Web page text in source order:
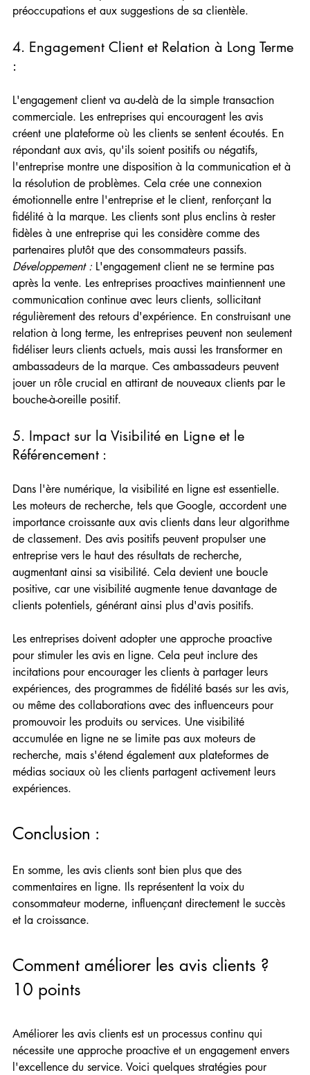
préoccupations et aux suggestions de sa clientèle.
4. Engagement Client et Relation à Long Terme
:
L'engagement client va au-delà de la simple transaction
commerciale. Les entreprises qui encouragent les avis
créent une plateforme où les clients se sentent écoutés. En
répondant aux avis, qu'ils soient positifs ou négatifs,
l'entreprise montre une disposition à la communication et à
la résolution de problèmes. Cela crée une connexion
émotionnelle entre l'entreprise et le client, renforçant la
fidélité à la marque. Les clients sont plus enclins à rester
fidèles à une entreprise qui les considère comme des
partenaires plutôt que des consommateurs passifs.
Développement : L'engagement client ne se termine pas
après la vente. Les entreprises proactives maintiennent une
communication continue avec leurs clients, sollicitant
régulièrement des retours d'expérience. En construisant une
relation à long terme, les entreprises peuvent non seulement
fidéliser leurs clients actuels, mais aussi les transformer en
ambassadeurs de la marque. Ces ambassadeurs peuvent
jouer un rôle crucial en attirant de nouveaux clients par le
bouche-à-oreille positif.
5. Impact sur la Visibilité en Ligne et le
Référencement :
Dans l'ère numérique, la visibilité en ligne est essentielle.
Les moteurs de recherche, tels que Google, accordent une
importance croissante aux avis clients dans leur algorithme
de classement. Des avis positifs peuvent propulser une
entreprise vers le haut des résultats de recherche,
augmentant ainsi sa visibilité. Cela devient une boucle
positive, car une visibilité augmente tenue davantage de
clients potentiels, générant ainsi plus d'avis positifs.
Les entreprises doivent adopter une approche proactive
pour stimuler les avis en ligne. Cela peut inclure des
incitations pour encourager les clients à partager leurs
expériences, des programmes de fidélité basés sur les avis,
ou même des collaborations avec des influenceurs pour
promouvoir les produits ou services. Une visibilité
accumulée en ligne ne se limite pas aux moteurs de
recherche, mais s'étend également aux plateformes de
médias sociaux où les clients partagent activement leurs
expériences.
Conclusion :
En somme, les avis clients sont bien plus que des
commentaires en ligne. Ils représentent la voix du
consommateur moderne, influençant directement le succès
et la croissance.
Comment améliorer les avis clients ?
10 points
Améliorer les avis clients est un processus continu qui
nécessite une approche proactive et un engagement envers
l'excellence du service. Voici quelques stratégies pour